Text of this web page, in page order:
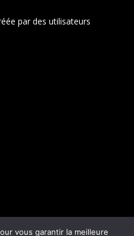
par des utilisateurs
vous garantir la meilleure